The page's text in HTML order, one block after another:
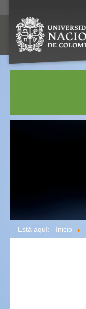
Está aquí: Inicio